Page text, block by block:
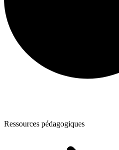
Ressources pédagogiques